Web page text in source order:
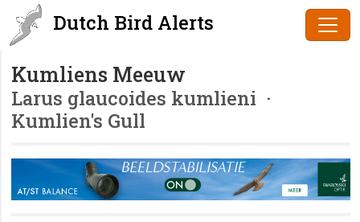
Dutch Bird Alerts
Kumliens Meeuw
Larus glaucoides kumlieni ·
Kumlien's Gull